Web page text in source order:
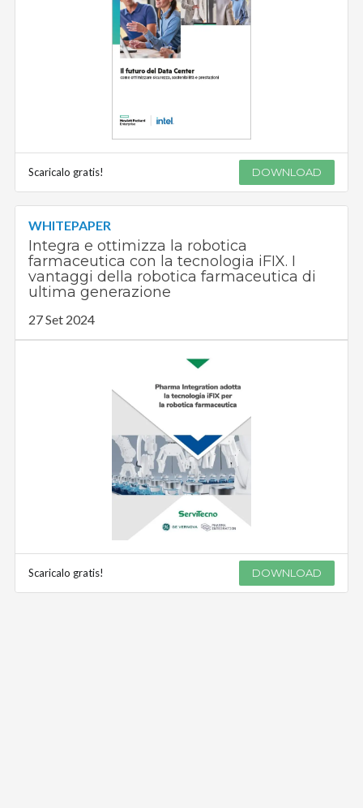
Scaricalo gratis! DOWNLOAD
WHITEPAPER
Integra e ottimizza la robotica
farmaceutica con la tecnologia iFIX. I
vantaggi della robotica farmaceutica di
ultima generazione
27 Set 2024
Scaricalo gratis! DOWNLOAD